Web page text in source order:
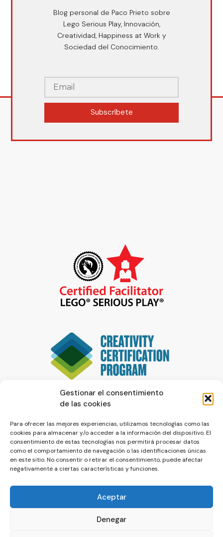
Gestionar el consentimiento
de las cookies
Para ofrecer las mejores experiencias, utilizamos tecnologías como las
cookies para almacenar y/o acceder a la información del dispositivo. El
consentimiento de estas tecnologías nos permitirá procesar datos
como el comportamiento de navegación o las identificaciones únicas
en este sitio. No consentir o retirar el consentimiento, puede afectar
negativamente a ciertas características y funciones.
Aceptar
Denegar
Blog personal de Paco Prieto sobre
Lego Serious Play, Innovación,
Creatividad, Happiness at Work y
Sociedad del Conocimiento.
Subscríbete